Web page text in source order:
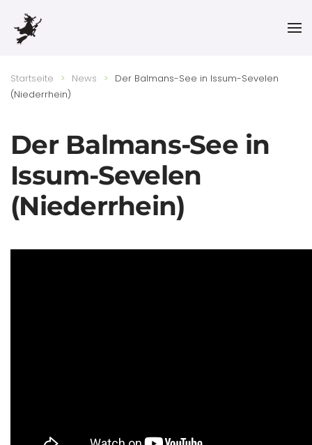
Skip to main content
Startseite News
Der Balmans-See in Issum-Sevelen
(Niederrhein)
Der Balmans-See in
Issum-Sevelen
(Niederrhein)